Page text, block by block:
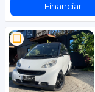
Financiar